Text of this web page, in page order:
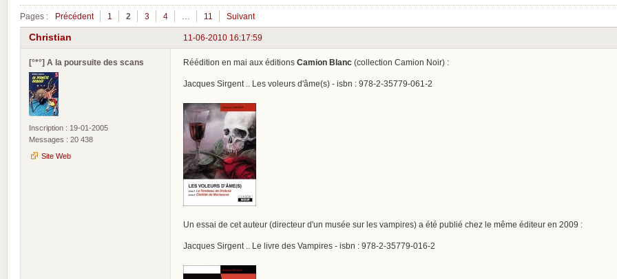
Pages : Précédent 1 2 3 4 11 Suivant
11-06-2010 16:17:59
Christian
[°*°] A la poursuite des scans
Inscription : 19-01-2005
Messages : 20 438
Site Web
Réédition en mai aux éditions Camion Blanc (collection Camion Noir) :
Jacques Sirgent .. Les voleurs d'âme(s) - isbn : 978-2-35779-061-2
Un essai de cet auteur (directeur d'un musée sur les vampires) a été publié chez le même éditeur en 2009 :
Jacques Sirgent .. Le livre des Vampires - isbn : 978-2-35779-016-2